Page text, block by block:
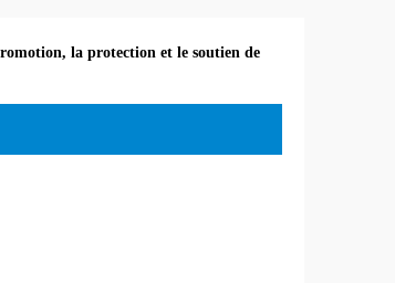
la protection et le soutien de